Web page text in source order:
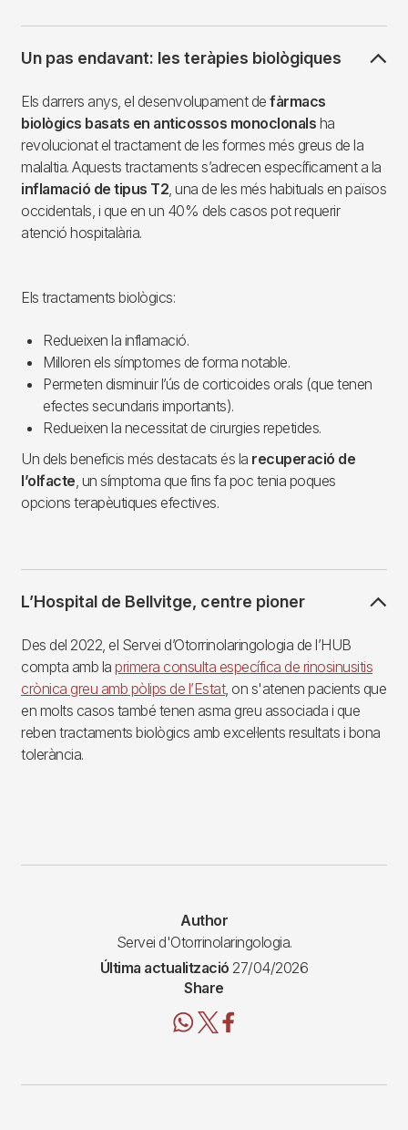
Un pas endavant: les teràpies biològiques
Els darrers anys, el desenvolupament de fàrmacs
biològics basats en anticossos monoclonals ha
revolucionat el tractament de les formes més greus de la
malaltia. Aquests tractaments s’adrecen específicament a la
inflamació de tipus T2 , una de les més habituals en països
occidentals, i que en un 40% dels casos pot requerir
atenció hospitalària.
Els tractaments biològics:
Redueixen la inflamació.
Milloren els símptomes de forma notable.
Permeten disminuir l’ús de corticoides orals (que tenen
efectes secundaris importants).
Redueixen la necessitat de cirurgies repetides.
Un dels beneficis més destacats és la recuperació de
l’olfacte , un símptoma que fins fa poc tenia poques
opcions terapèutiques efectives.
L’Hospital de Bellvitge, centre pioner
Des del 2022, el Servei d’Otorrinolaringologia de l’HUB
compta amb la primera consulta específica de rinosinusitis
crònica greu amb pòlips de l’Estat, on s'atenen pacients que
en molts casos també tenen asma greu associada i que
reben tractaments biològics amb excel·lents resultats i bona
tolerància.
Author
Servei d'Otorrinolaringologia.
Última actualització 27/04/2026
Share